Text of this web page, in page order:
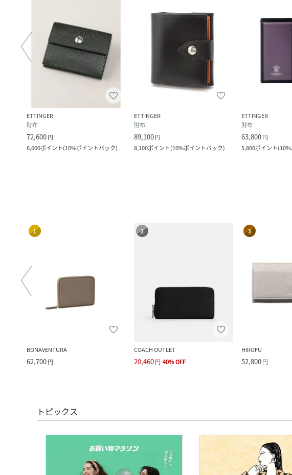
ETTINGER
財布
72,600円
6,600ポイント(10%ポイントバック)
ETTINGER
財布
89,100円
8,100ポイント(10%ポイントバック)
ETTINGER
財布
63,800円
5,800ポイント(
1
BONAVENTURA
62,700円
2
COACH OUTLET
20,460円 40%OFF
3
HIROFU
52,800円
トピックス